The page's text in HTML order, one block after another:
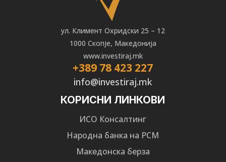
ул. Климент Охридски 25 – 12
1000 Скопје, Македонија
www.investiraj.mk
+389 78 423 227
info@investiraj.mk
КОРИСНИ ЛИНКОВИ
ИСО Консалтинг
Народна банка на РСМ
Македонска берза